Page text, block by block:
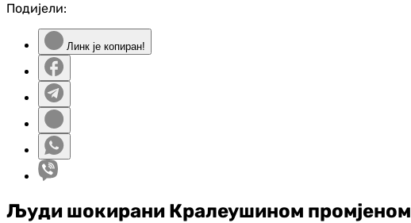
Подијели:
Линк је копиран!
Људи шокирани Кралеушином промјеном